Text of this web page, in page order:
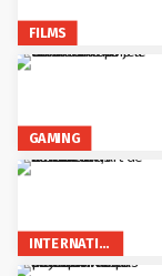
FILMS
GAMING
INTERNATIONAL